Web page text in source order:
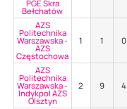
PGE Skra
Bełchatów
AZS
Politechnika
Warszawska -
AZS
Częstochowa
1 1 0
AZS
Politechnika
Warszawska -
Indykpol AZS
Olsztyn
2 9 4